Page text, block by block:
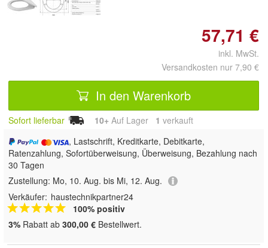
57,71 €
inkl. MwSt.
Versandkosten nur 7,90 €
In den Warenkorb
Sofort lieferbar 10+ Auf Lager 1 verkauft
, Lastschrift, Kreditkarte, Debitkarte,
Ratenzahlung, Sofortüberweisung, Überweisung, Bezahlung nach
30 Tagen
Zustellung: Mo, 10. Aug. bis Mi, 12. Aug.
Verkäufer: haustechnikpartner24
100% positiv
3% Rabatt ab 300,00 € Bestellwert.